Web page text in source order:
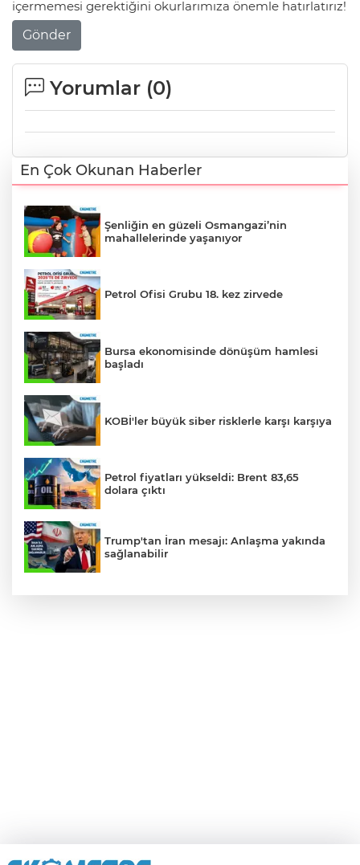
içermemesi gerektiğini okurlarımıza önemle hatırlatırız!
Gönder
Yorumlar (0)
En Çok Okunan Haberler
Şenliğin en güzeli Osmangazi’nin
mahallelerinde yaşanıyor
Petrol Ofisi Grubu 18. kez zirvede
Bursa ekonomisinde dönüşüm hamlesi
başladı
KOBİ'ler büyük siber risklerle karşı karşıya
Petrol fiyatları yükseldi: Brent 83,65
dolara çıktı
Trump'tan İran mesajı: Anlaşma yakında
sağlanabilir